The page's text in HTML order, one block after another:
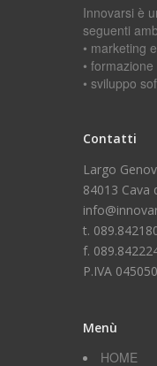
Innovarsi è
seguenti
• marketing
• formazione
• sviluppo
Contatti
Largo
84013 Cava
t.
f.
P.IVA
Menù
HOME